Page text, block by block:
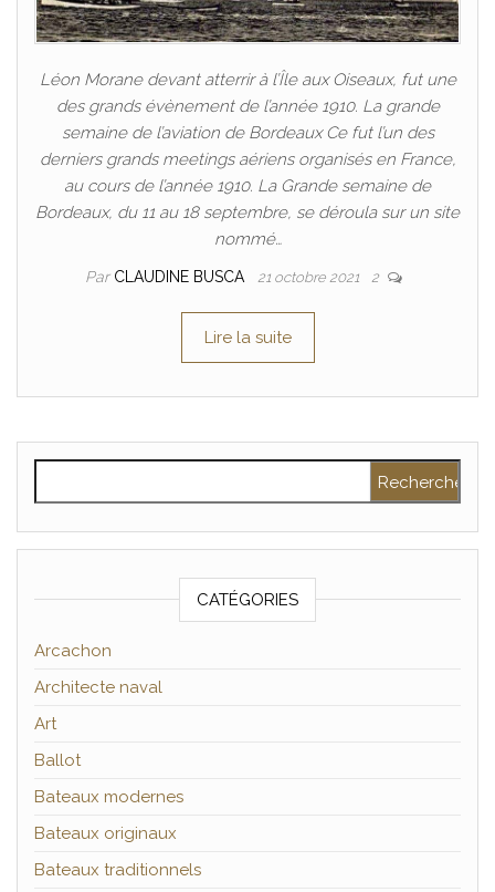
Léon Morane devant atterrir à l’Île aux Oiseaux, fut une
des grands évènement de l’année 1910. La grande
semaine de l’aviation de Bordeaux Ce fut l’un des
derniers grands meetings aériens organisés en France,
au cours de l’année 1910. La Grande semaine de
Bordeaux, du 11 au 18 septembre, se déroula sur un site
nommé…
Par CLAUDINE BUSCA 21 octobre 2021 2
Lire la suite
CATÉGORIES
Arcachon
Architecte naval
Art
Ballot
Bateaux modernes
Bateaux originaux
Bateaux traditionnels